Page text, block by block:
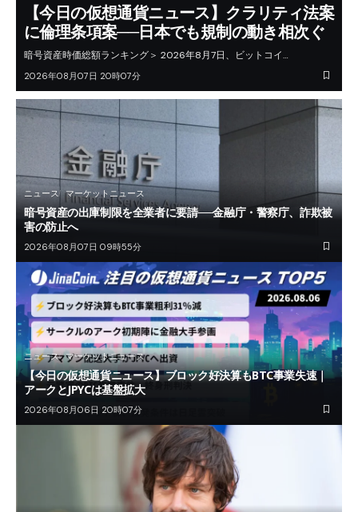
【今日の仮想通貨ニュース】クラリティ法案
に倫理条項案──日本でも規制の動き相次ぐ
暗号資産時価総額ランキング＞ 2026年8月7日、ビットコイ…
2026年08月07日 20時07分
ニュース マーケットニュース
暗号資産の出庫制限を全業者に要請──金融庁・警察庁、詐欺被
害の防止へ
2026年08月07日 09時55分
ニュース マーケットニュース
【今日の仮想通貨ニュース】ブロック好決算もBTC事業失速｜
アークとJPYCは基盤拡大
2026年08月06日 20時07分